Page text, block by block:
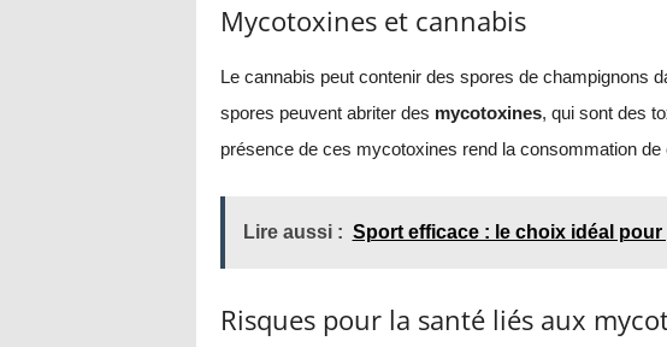
Mycotoxines et cannabis
Le cannabis peut contenir des spores de champignons
spores peuvent abriter des mycotoxines, qui sont des
présence de ces mycotoxines rend la consommation
Lire aussi : Sport efficace : le choix idéal
Risques pour la santé liés aux